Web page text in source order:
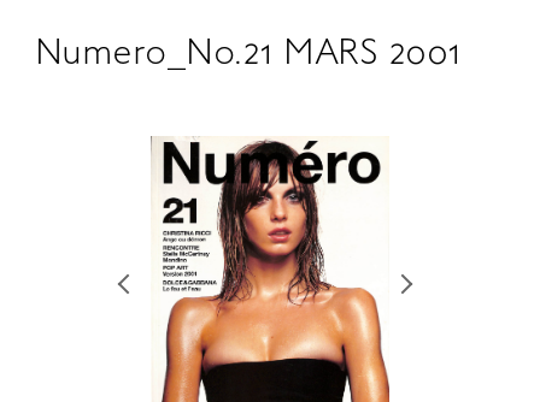
SCHOLARSHIP
コンサート
Numero_No.21 MARS 2001